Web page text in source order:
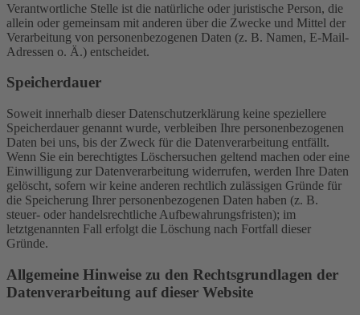
Verantwortliche Stelle ist die natürliche oder juristische Person, die
allein oder gemeinsam mit anderen über die Zwecke und Mittel der
Verarbeitung von personenbezogenen Daten (z. B. Namen, E-Mail-
Adressen o. Ä.) entscheidet.
Speicherdauer
Soweit innerhalb dieser Datenschutzerklärung keine speziellere
Speicherdauer genannt wurde, verbleiben Ihre personenbezogenen
Daten bei uns, bis der Zweck für die Datenverarbeitung entfällt.
Wenn Sie ein berechtigtes Löschersuchen geltend machen oder eine
Einwilligung zur Datenverarbeitung widerrufen, werden Ihre Daten
gelöscht, sofern wir keine anderen rechtlich zulässigen Gründe für
die Speicherung Ihrer personenbezogenen Daten haben (z. B.
steuer- oder handelsrechtliche Aufbewahrungsfristen); im
letztgenannten Fall erfolgt die Löschung nach Fortfall dieser
Gründe.
Allgemeine Hinweise zu den Rechtsgrundlagen der
Datenverarbeitung auf dieser Website